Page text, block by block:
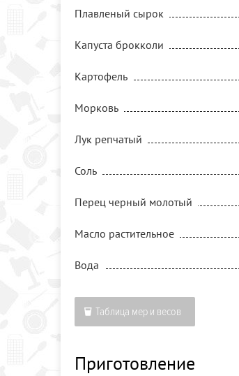
Плавленый сырок
Капуста брокколи
Картофель
Морковь
Лук репчатый
Соль
Перец черный молотый
Масло растительное
Вода
Таблица мер и весов
Приготовление